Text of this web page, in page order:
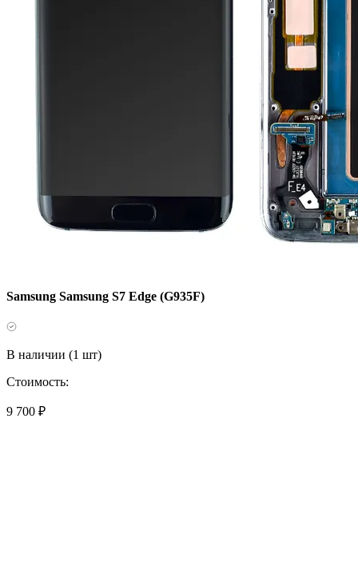
Samsung Samsung S7 Edge (G935F)
В наличии (1 шт)
Стоимость:
9 700 ₽